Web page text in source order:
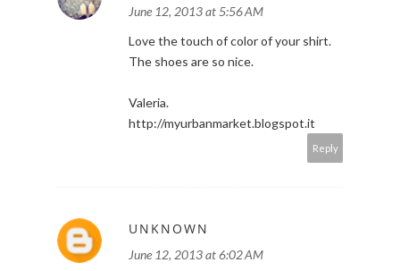
June 12, 2013 at 5:56 AM
Love the touch of color of your shirt.
The shoes are so nice.
Valeria.
http://myurbanmarket.blogspot.it
Reply
UNKNOWN
June 12, 2013 at 6:02 AM